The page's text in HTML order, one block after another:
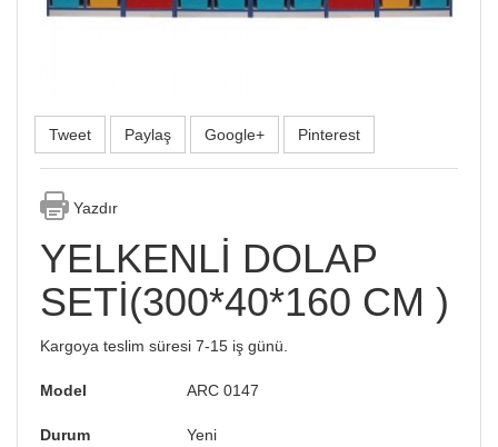
Tweet Paylaş Google+ Pinterest
Yazdır
YELKENLİ DOLAP
SETİ(300*40*160 CM )
Kargoya teslim süresi 7-15 iş günü.
Model ARC 0147
Durum Yeni